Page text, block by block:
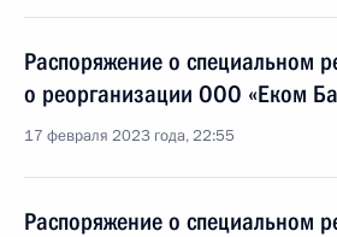
Распоряжение о специальном
о реорганизации ООО «Еком
17 февраля 2023 года, 22:55
Распоряжение о специальном